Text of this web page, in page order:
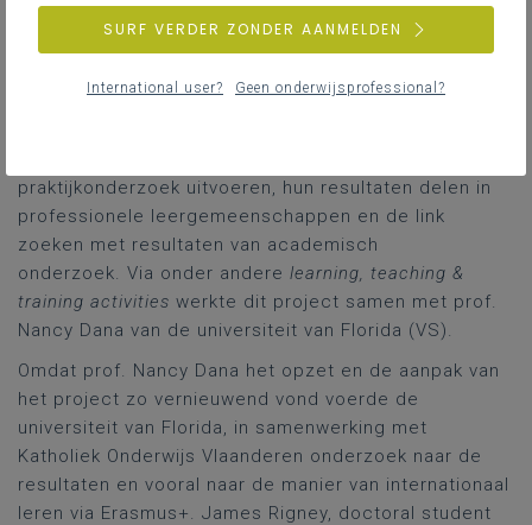
praktijkonderzoek uitvoeren, hun resultaten delen in
professionele leergemeenschappen en de link
zoeken met resultaten van academisch
onderzoek. Via onder andere learning, teaching &
training activities werkte dit project samen met prof.
Nancy Dana van de universiteit van Florida (VS).
Omdat prof. Nancy Dana het opzet en de aanpak van
het project zo vernieuwend vond voerde de
universiteit van Florida, in samenwerking met
Katholiek Onderwijs Vlaanderen onderzoek naar de
resultaten en vooral naar de manier van internationaal
leren via Erasmus+. James Rigney, doctoral student
SURF VERDER ZONDER AANMELDEN
International user? Geen onderwijsprofessional?